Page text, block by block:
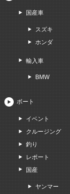
国産車
スズキ
ホンダ
輸入車
BMW
ボート
イベント
クルージング
釣り
レポート
国産
ヤンマー